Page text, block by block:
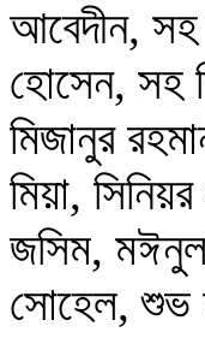
আবেদীন,
হোসেন, সহ
মিজানুর
মিয়া,
জসিম,
সোহেল, শুভ